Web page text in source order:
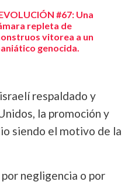
#67: Una
repleta de
vitorea a un
genocida.
respaldado y
la promoción y
siendo el motivo de la
negligencia o por